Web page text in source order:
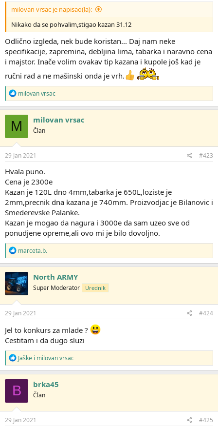
:
milovan vrsac je napisao(la):
Nikako da se pohvalim,stigao kazan 31.12
Odlično izgleda, nek bude koristan... Daj nam neke
specifikacije, zapremina, debljina lima, tabarka i naravno cena
i majstor. Inače volim ovakav tip kazana i kupole još kad je
ručni rad a ne mašinski onda je vrh.
R
e
a
g
o
v
a
n
j
:
milovan vrsac
M milovan vrsac
Član
29 Jan 2021 #423
Hvala puno.
Cena je 2300e
Kazan je 120L dno 4mm,tabarka je 650L,loziste je
2mm,precnik dna kazana je 740mm. Proizvodjac je Bilanovic i
Smederevske Palanke.
Kazan je mogao da nagura i 3000e da sam uzeo sve od
ponudjene opreme,ali ovo mi je bilo dovoljno.
R
e
a
g
o
v
a
n
j
:
marceta.b.
North ARMY
Super Moderator Urednik
29 Jan 2021 #424
Jel to konkurs za mlade ?
Cestitam i da dugo sluzi
R
e
a
g
o
v
a
n
j
Jaške i milovan vrsac
B brka45
Član
29 Jan 2021 #425